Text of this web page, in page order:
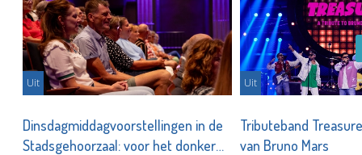
Uit
Dinsdagmiddagvoorstellingen in de
Stadsgehoorzaal: voor het donker
Uit
Tributeband
van Bruno Mars